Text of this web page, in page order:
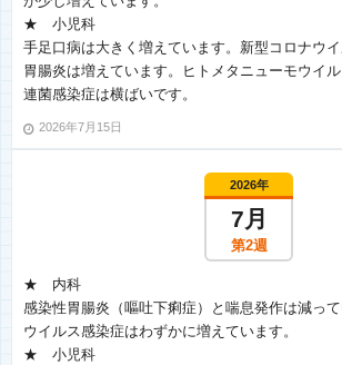
★ 小児科
手足口病は大きく増えています。新型コロナウ
胃腸炎は増えています。ヒトメタニューモウイ
連菌感染症は横ばいです。
2026年7月15日
2026年
7月
第2週
★ 内科
感染性胃腸炎（嘔吐下痢症）と喘息発作は減っ
ウイルス感染症はわずかに増えています。
★ 小児科